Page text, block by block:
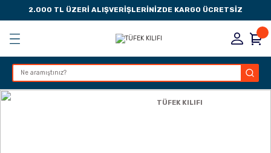
2.000 TL ÜZERİ ALIŞVERİŞLERİNİZDE KARGO ÜCRETSİZ
Geri Dön
Geri Dön
Geri Dön
Geri Dön
Anasayfa TÜFEK KILIFI